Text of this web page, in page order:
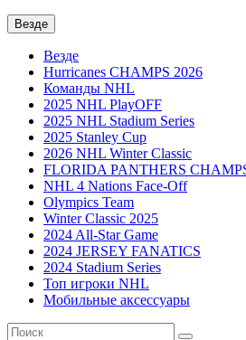
Везде
Везде
Hurricanes CHAMPS 2026
Команды NHL
2025 NHL PlayOFF
2025 NHL Stadium Series
2025 Stanley Cup
2026 NHL Winter Classic
FLORIDA PANTHERS
NHL 4 Nations Face-Off
Olympics Team
Winter Classic 2025
2024 All-Star Game
2024 JERSEY FANATICS
2024 Stadium Series
Топ игроки NHL
Мобильные аксессуары